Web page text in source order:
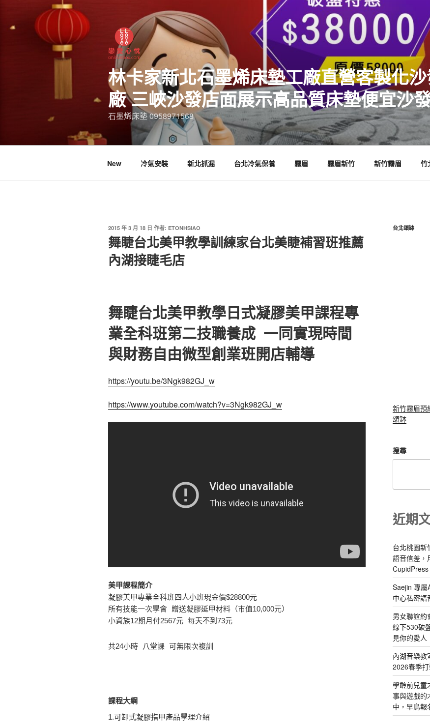
林卡家新北石墨烯床墊工廠直營客製化
廠 三峽沙發店面展示高品質床墊便宜沙
石墨烯床墊 0958971568
New 冷氣安裝 新北抓漏 台北冷氣保養 霧眉 霧眉新竹 新竹霧眉 竹
2015 年 3 月 18 日 作者: ETONHSIAO
舞睫台北美甲教學訓練家台北美睫補習班推薦
內湖接睫毛店
舞睫台北美甲教學日式凝膠美甲課程專
業全科班第二技職養成 一同實現時間
與財務自由微型創業班開店輔導
https://youtu.be/3Ngk982GJ_w
https://www.youtube.com/watch?v=3Ngk982GJ_w
美甲課程簡介
凝膠美甲專業全科班四人小班現金價$28800元
所有技能一次學會 贈送凝膠延甲材料（市值10,000元）
小資族12期月付2567元 每天不到73元
共24小時 八堂課 可無限次複訓
課程大綱
1.可卸式凝膠指甲產品學理介紹
台北頌缽
新竹霧眉預
頌缽
搜尋
近期
台北桃園新
語音信差，
Saejin 專屬
中心私密語
男女聯誼約
線下530破
見你的愛人
內湖音樂教
2026春季
學齡前兒童
事與遊戲的
中，早鳥報